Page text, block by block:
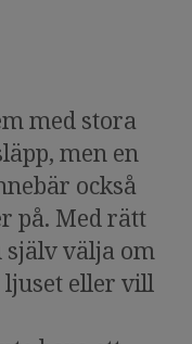
med stora
men en
också
på. Med rätt
själv välja om
ljuset eller vill